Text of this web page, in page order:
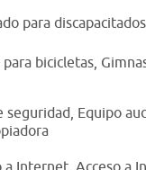
para discapacitados
bicicletas,
seguridad, Equipo
a Internet, Acceso a